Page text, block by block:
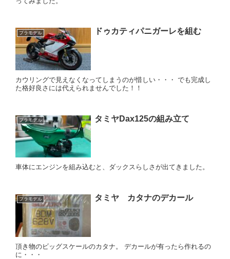
プラモデル ドゥカティパニガーレを組む
カウリングで見えなくなってしまうのが惜しい・・・ でも完成し
た格好良さには代えられませんでした！！
プラモデル タミヤDax125の組み立て
車体にエンジンを組み込むと、ダックスらしさが出てきました。
プラモデル タミヤ カタナのデカール
頂き物のビッグスケールのカタナ。 デカールが有ったら作れるの
に・・・